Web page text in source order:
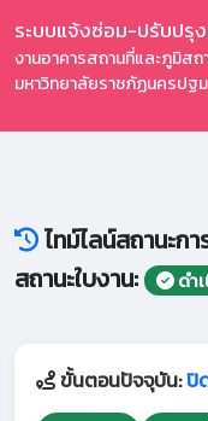
ระบบแจ้งซ่อม-ปรับปรุ
งานอาคารสถานที่และภูมิส
มหาวิทยาลัยราชภัฏนครปฐม
ไทม์ไลน์สถานะก
สถานะใบงาน:
ดำ
ขั้นตอนปัจจุบัน:ปิ